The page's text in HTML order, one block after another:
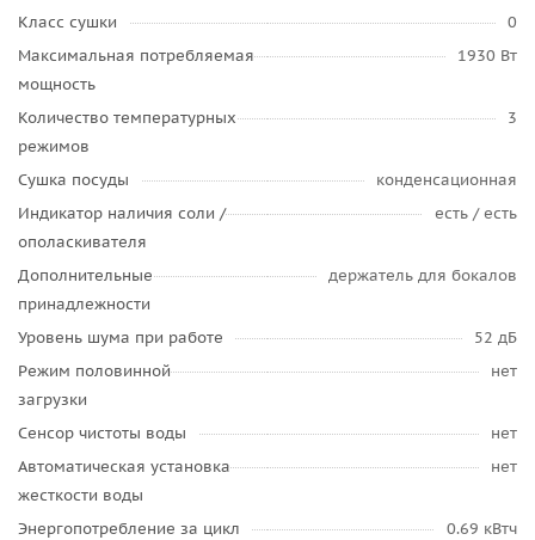
Класс сушки
0
Максимальная потребляемая
мощность
1930 Вт
Количество температурных
режимов
3
Сушка посуды
конденсационная
Индикатор наличия соли /
ополаскивателя
есть / есть
Дополнительные
принадлежности
держатель для бокалов
Уровень шума при работе
52 дБ
Режим половинной
загрузки
нет
Сенсор чистоты воды
нет
Автоматическая установка
жесткости воды
нет
Энергопотребление за цикл
0.69 кВтч